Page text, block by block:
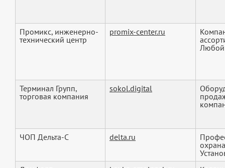
Промикс, инженерно-
технический центр
promix-center.ru
Любой
Терминал Групп,
торговая компания
sokol.digital
ЧОП Дельта-С delta.ru